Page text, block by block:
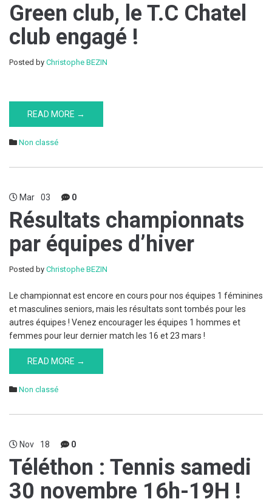
Green club, le T.C Chatel
club engagé !
Posted by Christophe BEZIN
READ MORE →
Non classé
Mar 03 0
Résultats championnats
par équipes d’hiver
Posted by Christophe BEZIN
Le championnat est encore en cours pour nos équipes 1 féminines
et masculines seniors, mais les résultats sont tombés pour les
autres équipes ! Venez encourager les équipes 1 hommes et
femmes pour leur dernier match les 16 et 23 mars !
READ MORE →
Non classé
Nov 18 0
Téléthon : Tennis samedi
30 novembre 16h-19H !